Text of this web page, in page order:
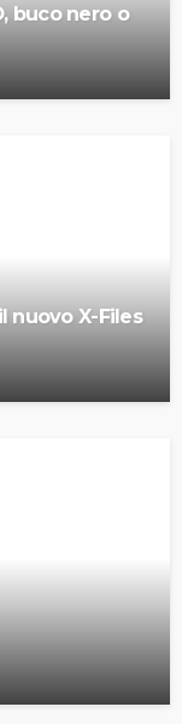
buco nero o
nuovo X-Files